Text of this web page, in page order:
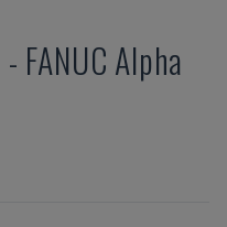
- FANUC Alpha